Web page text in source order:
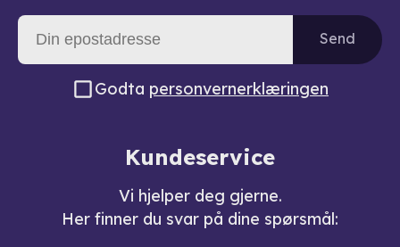
Send
Godta personvernerklæringen
Kundeservice
Vi hjelper deg gjerne.
Her finner du svar på dine spørsmål: